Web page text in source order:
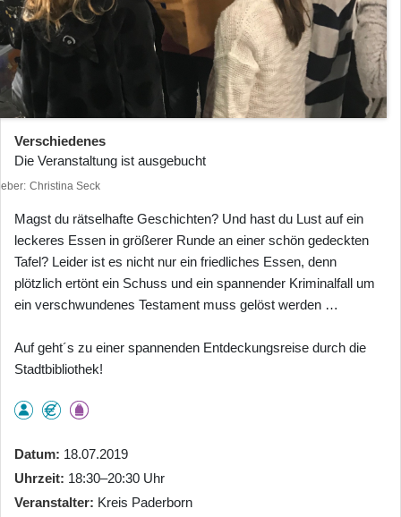
Verschiedenes
Die Veranstaltung ist ausgebucht
Christina Seck
Magst du rätselhafte Geschichten? Und hast du Lust auf ein
leckeres Essen in größerer Runde an einer schön gedeckten
Tafel? Leider ist es nicht nur ein friedliches Essen, denn
plötzlich ertönt ein Schuss und ein spannender Kriminalfall um
ein verschwundenes Testament muss gelöst werden …
Auf geht´s zu einer spannenden Entdeckungsreise durch die
Stadtbibliothek!
Datum 18.07.2019
Uhrzeit 18:30–20:30 Uhr
Veranstalter Kreis Paderborn